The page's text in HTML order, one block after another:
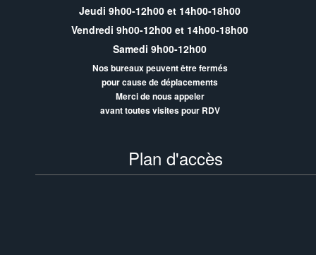
Jeudi 9h00-12h00 et 14h00-18h00
Vendredi 9h00-12h00 et 14h00-18h00
Samedi 9h00-12h00
Nos bureaux peuvent être fermés
pour cause de déplacements
Merci de nous appeler
avant toutes visites pour RDV
Plan d'accès